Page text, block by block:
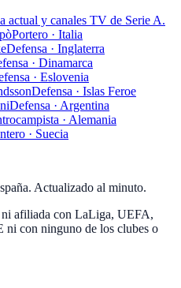
actual y canales TV de Serie A.
Portero · Italia
Defensa · Inglaterra
· Dinamarca
· Eslovenia
Defensa · Islas Feroe
Defensa · Argentina
· Alemania
· Suecia
Actualizado al minuto.
ni afiliada con LaLiga, UEFA,
con ninguno de los clubes o